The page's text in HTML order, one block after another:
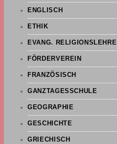
ENGLISCH
ETHIK
EVANG. RELIGIONSLEHRE
FÖRDERVEREIN
FRANZÖSISCH
GANZTAGESSCHULE
GEOGRAPHIE
GESCHICHTE
GRIECHISCH